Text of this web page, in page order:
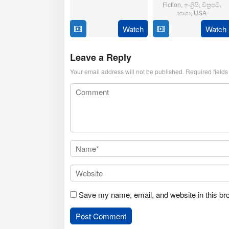
Watch
Fiction ඉංග්‍රිසි චිත්‍රපටි
භාශා, USA
Jul
Matt
Shakman
Watch
Leave a Reply
Your email address will not be published. Required
Save my name, email, and website in this